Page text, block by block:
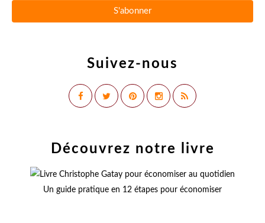
Suivez-nous
Découvrez notre livre
Un guide pratique en 12 étapes pour économiser